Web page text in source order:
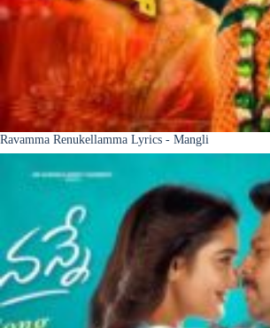
Ravamma Renukellamma Lyrics - Mangli